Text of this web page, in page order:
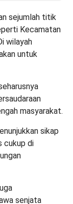
sejumlah titik
Kecamatan
wilayah
untuk
masyarakat.
sikap
cukup di
senjata